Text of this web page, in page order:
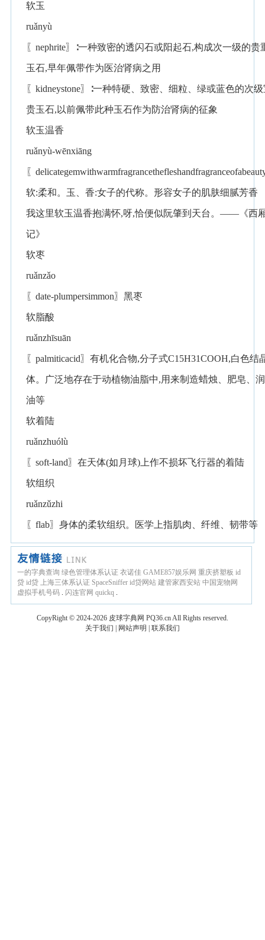
软玉
ruǎnyù
〖nephrite〗∶一种致密的透闪石或阳起石,构成次一级的贵
玉石,早年佩带作为医治肾病之用
〖kidneystone〗∶一种特硬、致密、细粒、绿或蓝色的次级
贵玉石,以前佩带此种玉石作为防治肾病的征象
软玉温香
ruǎnyù-wēnxiāng
〖
软:柔和。玉、香:女子的代称。形容女子的肌肤细腻芳香
我这里软玉温香抱满怀,呀,恰便似阮肇到天台。——《西
记》
软枣
ruǎnzǎo
〖date-plumpersimmon〗黑枣
软脂酸
ruǎnzhīsuān
〖palmiticacid〗有机化合物,分子式C15H31COOH,白色结
体。广泛地存在于动植物油脂中,用来制造蜡烛、肥皂、
油等
软着陆
ruǎnzhuólù
〖soft-land〗在天体(如月球)上作不损坏飞行器的着陆
软组织
ruǎnzǔzhi
〖flab〗身体的柔软组织。医学上指肌肉、纤维、韧带等
一的字典查询 绿色管理体系认证 衣诺佳 GAME857娱乐网 重庆挤塑板 id
贷 id贷 上海三体系认证 SpaceSniffer id贷网站 建管家西安站 中国宠物网
虚拟手机号码 . 闪连官网 quickq .
CopyRight © 2024-2026 皮球字典网 PQ36.cnAll Rights reserved.
关于我们
网站声明 联系我们